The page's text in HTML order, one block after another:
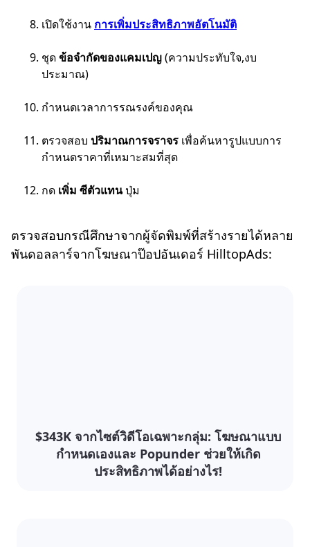
เปิดใช้งาน การเพิ่มประสิทธิภาพอัตโนมัติ
ชุดข้อจำกัดของแคมเปญ(ความประทับใจ,งบ
ประมาณ)
กำหนดเวลาการรณรงค์ของคุณ
ตรวจสอบ ปริมาณการจราจร เพื่อค้นหารูปแบบการ
กำหนดราคาที่เหมาะสมที่สุด
กด เพิ่ม ซีตัวแทนปุ่ม
ตรวจสอบกรณีศึกษาจากผู้จัดพิมพ์ที่สร้างรายได้หลาย
พันดอลลาร์จากโฆษณาป๊อปอันเดอร์ HilltopAds:
$343K จากไซต์วิดีโอเฉพาะกลุ่ม: โฆษณาแบบ
กำหนดเองและ Popunder ช่วยให้เกิด
ประสิทธิภาพได้อย่างไร!